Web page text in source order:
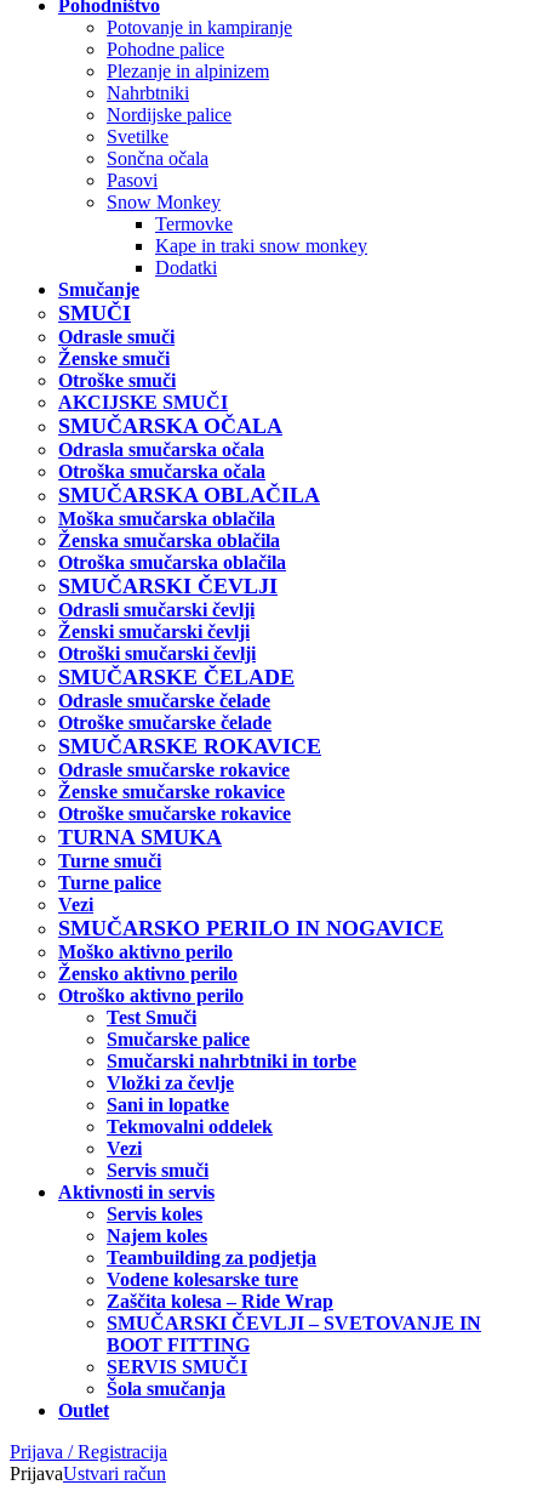
Pohodništvo
Potovanje in kampiranje
Pohodne palice
Plezanje in alpinizem
Nahrbtniki
Nordijske palice
Svetilke
Sončna očala
Pasovi
Snow Monkey
Termovke
Kape in traki snow monkey
Dodatki
Smučanje
SMUČI
Odrasle smuči
Ženske smuči
Otroške smuči
AKCIJSKE SMUČI
SMUČARSKA OČALA
Odrasla smučarska očala
Otroška smučarska očala
SMUČARSKA OBLAČILA
Moška smučarska oblačila
Ženska smučarska oblačila
Otroška smučarska oblačila
SMUČARSKI ČEVLJI
Odrasli smučarski čevlji
Ženski smučarski čevlji
Otroški smučarski čevlji
SMUČARSKE ČELADE
Odrasle smučarske čelade
Otroške smučarske čelade
SMUČARSKE ROKAVICE
Odrasle smučarske rokavice
Ženske smučarske rokavice
Otroške smučarske rokavice
TURNA SMUKA
Turne smuči
Turne palice
Vezi
SMUČARSKO PERILO IN NOGAVICE
Moško aktivno perilo
Žensko aktivno perilo
Otroško aktivno perilo
Test Smuči
Smučarske palice
Smučarski nahrbtniki in torbe
Vložki za čevlje
Sani in lopatke
Tekmovalni oddelek
Vezi
Servis smuči
Aktivnosti in servis
Servis koles
Najem koles
Teambuilding za podjetja
Vodene kolesarske ture
Zaščita kolesa – Ride Wrap
SMUČARSKI ČEVLJI – SVETOVANJE IN
BOOT FITTING
SERVIS SMUČI
Šola smučanja
Outlet
Prijava / Registracija
PrijavaUstvari račun